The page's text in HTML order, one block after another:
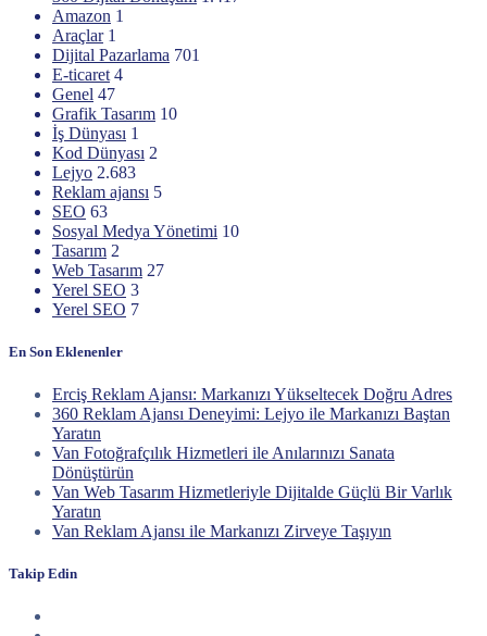
Amazon 1
Araçlar 1
Dijital Pazarlama 701
E-ticaret 4
Genel 47
Grafik Tasarım 10
İş Dünyası 1
Kod Dünyası 2
Lejyo 2.683
Reklam ajansı 5
SEO 63
Sosyal Medya Yönetimi 10
Tasarım 2
Web Tasarım 27
Yerel SEO 3
Yerel SEO 7
En Son Eklenenler
Erciş Reklam Ajansı: Markanızı Yükseltecek Doğru Adres
360 Reklam Ajansı Deneyimi: Lejyo ile Markanızı Baştan
Yaratın
Van Fotoğrafçılık Hizmetleri ile Anılarınızı Sanata
Dönüştürün
Van Web Tasarım Hizmetleriyle Dijitalde Güçlü Bir Varlık
Yaratın
Van Reklam Ajansı ile Markanızı Zirveye Taşıyın
Takip Edin